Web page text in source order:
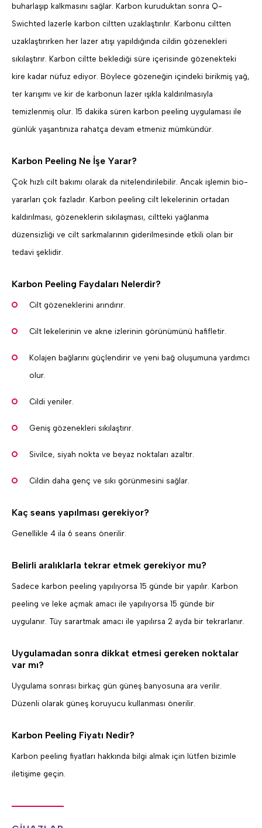
buharlaşıp kalkmasını sağlar. Karbon kuruduktan sonra Q-
Swichted lazerle karbon ciltten uzaklaştırılır. Karbonu ciltten
uzaklaştırırken her lazer atışı yapıldığında cildin gözenekleri
sıkılaştırır. Karbon ciltte beklediği süre içerisinde gözenekteki
kire kadar nüfuz ediyor. Böylece gözeneğin içindeki birikmiş yağ,
ter karışımı ve kir de karbonun lazer ışıkla kaldırılmasıyla
temizlenmiş olur. 15 dakika süren karbon peeling uygulaması ile
günlük yaşantınıza rahatça devam etmeniz mümkündür.
Karbon Peeling Ne İşe Yarar?
Çok hızlı cilt bakımı olarak da nitelendirilebilir. Ancak işlemin bio-
yararları çok fazladır. Karbon peeling cilt lekelerinin ortadan
kaldırılması, gözeneklerin sıkılaşması, ciltteki yağlanma
düzensizliği ve cilt sarkmalarının giderilmesinde etkili olan bir
tedavi şeklidir.
Karbon Peeling Faydaları Nelerdir?
Cilt gözeneklerini arındırır.
Cilt lekelerinin ve akne izlerinin görünümünü hafifletir.
Kolajen bağlarını güçlendirir ve yeni bağ oluşumuna yardımcı
olur.
Cildi yeniler.
Geniş gözenekleri sıkılaştırır.
Sivilce, siyah nokta ve beyaz noktaları azaltır.
Cildin daha genç ve sıkı görünmesini sağlar.
Kaç seans yapılması gerekiyor?
Genellikle 4 ila 6 seans önerilir.
Belirli aralıklarla tekrar etmek gerekiyor mu?
Sadece karbon peeling yapılıyorsa 15 günde bir yapılır. Karbon
peeling ve leke açmak amacı ile yapılıyorsa 15 günde bir
uygulanır. Tüy sarartmak amacı ile yapılırsa 2 ayda bir tekrarlanır.
Uygulamadan sonra dikkat etmesi gereken noktalar
var mı?
Uygulama sonrası birkaç gün güneş banyosuna ara verilir.
Düzenli olarak güneş koruyucu kullanması önerilir.
Karbon Peeling Fiyatı Nedir?
Karbon peeling fiyatları hakkında bilgi almak için lütfen bizimle
iletişime geçin.